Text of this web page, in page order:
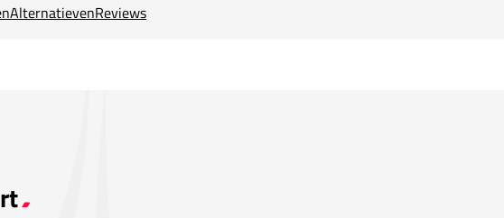
AlternatievenReviews